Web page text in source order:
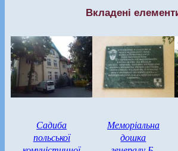
Вкладені
Садиба
польської
Меморіальна
дошка